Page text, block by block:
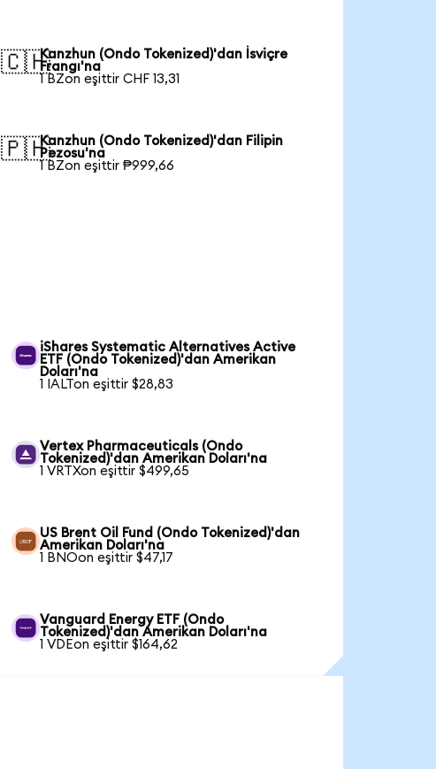
🇨🇭Kanzhun (Ondo Tokenized)'dan İsviçre
Frangı'na
1 BZon eşittir CHF 13,31
🇵🇭Kanzhun (Ondo Tokenized)'dan Filipin
Pezosu'na
1 BZon eşittir ₱999,66
iShares Systematic Alternatives Active
ETF (Ondo Tokenized)'dan Amerikan
Doları'na
1 IALTon eşittir $28,83
Vertex Pharmaceuticals (Ondo
Tokenized)'dan Amerikan Doları'na
1 VRTXon eşittir $499,65
US Brent Oil Fund (Ondo Tokenized)'dan
Amerikan Doları'na
1 BNOon eşittir $47,17
Vanguard Energy ETF (Ondo
Tokenized)'dan Amerikan Doları'na
1 VDEon eşittir $164,62